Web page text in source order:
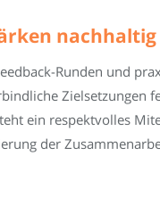
Runden und
ein respektvolles
der